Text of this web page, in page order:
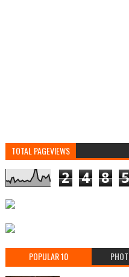
TOTAL PAGEVIEWS
2 4 8 5
POPULAR 10